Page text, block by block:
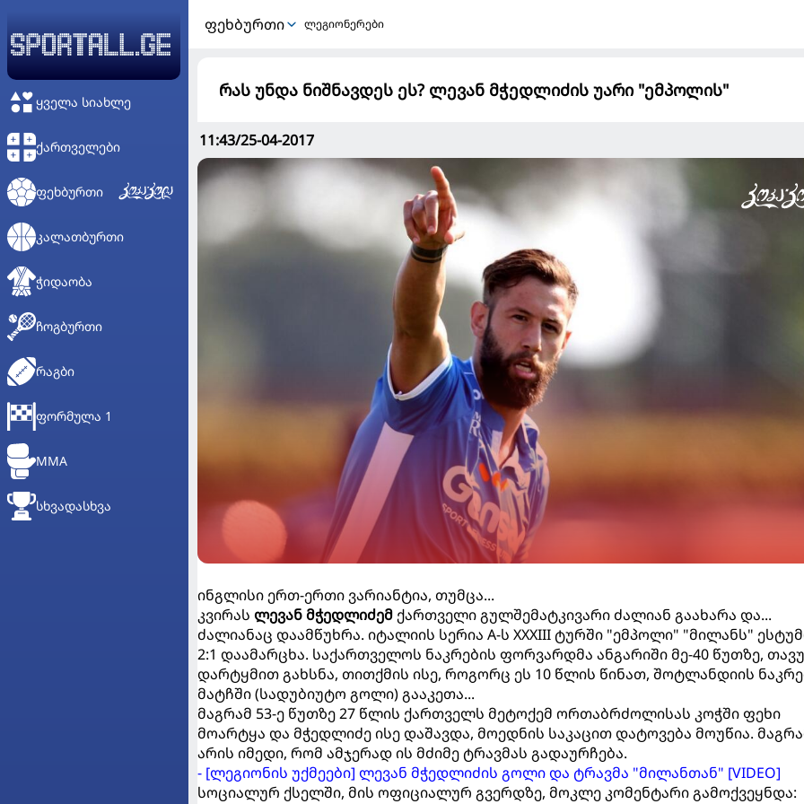
ᲧᲕᲔᲚᲐ ᲡᲘᲐᲮᲚᲔ
ᲥᲐᲠᲗᲕᲔᲚᲔᲑᲘ
ᲤᲔᲮᲑᲣᲠᲗᲘ
ᲙᲐᲚᲐᲗᲑᲣᲠᲗᲘ
ᲭᲘᲓᲐᲝᲑᲐ
ᲩᲝᲒᲑᲣᲠᲗᲘ
ᲠᲐᲒᲑᲘ
ᲤᲝᲠᲛᲣᲚᲐ 1
MMA
ᲡᲮᲕᲐᲓᲐᲡᲮᲕᲐ
ᲤᲔᲮᲑᲣᲠᲗᲘ ლეგიონერები
რას უნდა ნიშნავდეს ეს? ლევან მჭედლიძის უარი "ემპოლის"
11:43/25-04-2017
ინგლისი ერთ-ერთი ვარიანტია, თუმცა...
კვირას ლევან მჭედლიძემქართველი გულშემატკივარი ძალიან გაახარა და...
ძალიანაც დაამწუხრა. იტალიის სერია A-ს XXXIII ტურში "ემპოლი" "მილანს"
2:1 დაამარცხა. საქართველოს ნაკრების ფორვარდმა ანგარიში მე-40 წუთზე,
დარტყმით გახსნა, თითქმის ისე, როგორც ეს 10 წლის წინათ, შოტლანდიის
მატჩში (სადუბიუტო გოლი) გააკეთა...
მაგრამ 53-ე წუთზე 27 წლის ქართველს მეტოქემ ორთაბრძოლისას კოჭში ფეხი
მოარტყა და მჭედლიძე ისე დაშავდა, მოედნის საკაცით დატოვება მოუწია.
არის იმედი, რომ ამჯერად ის მძიმე ტრავმას გადაურჩება.
- [ლეგიონის უქმეები] ლევან მჭედლიძის გოლი და ტრავმა "მილანთან" [VIDEO]
სოციალურ ქსელში, მის ოფიციალურ გვერდზე, მოკლე კომენტარი გამოქვეყნდა: